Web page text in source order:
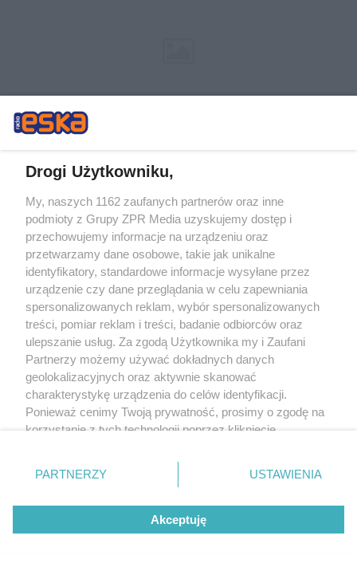
Żaden utwór zamieszczony w serwisie nie może być powielany i
rozpowszechniany lub dalej rozpowszechniany w jakikolwiek sposób (w
tym także elektroniczny lub mechaniczny) na jakimkolwiek polu
eksploatacji w jakiejkolwiek formie, włącznie z umieszczaniem w Internecie
bez pisemnej zgody właściciela praw. Jakiekolwiek użycie lub
wykorzystanie utworów w całości lub w części z naruszeniem prawa, tzn.
bez właściwej zgody, jest zabronione pod groźbą kary i może być ścigane
prawnie.
O nas
Drogi Użytkowniku,
My, naszych 1162 zaufanych partnerów oraz inne
podmioty z Grupy ZPR Media uzyskujemy dostęp i
przechowujemy informacje na urządzeniu oraz
przetwarzamy dane osobowe, takie jak unikalne
identyfikatory, standardowe informacje wysyłane przez
urządzenie czy dane przeglądania w celu zapewniania
spersonalizowanych reklam, wybór spersonalizowanych
treści, pomiar reklam i treści, badanie odbiorców oraz
ulepszanie usług. Za zgodą Użytkownika my i Zaufani
Partnerzy możemy używać dokładnych danych
geolokalizacyjnych oraz aktywnie skanować
charakterystykę urządzenia do celów identyfikacji.
Ponieważ cenimy Twoją prywatność, prosimy o zgodę na
korzystanie z tych technologii poprzez kliknięcie
zmienić/wycofać klikając przycisk ustawień prywatności
znajdujący się w lewym dolnym rogu strony
rodzaje przetwarzania danych nie wymagają zgody
użytkownika, ale masz prawo sprzeciwić się takiemu
przetwarzaniu. Preferencje będą miały zastosowanie tylko
PARTNERZY USTAWIENIA
Akceptuję